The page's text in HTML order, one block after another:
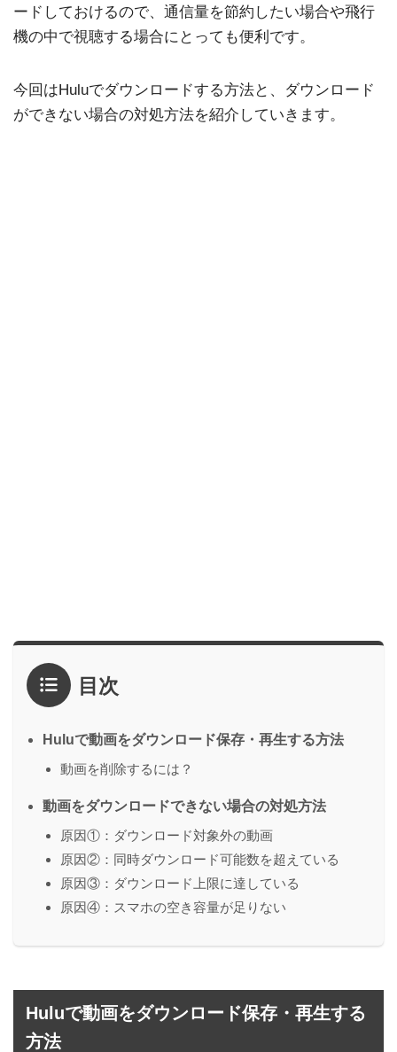
ードしておけるので、通信量を節約したい場合や飛行
機の中で視聴する場合にとっても便利です。
今回はHuluでダウンロードする方法と、ダウンロード
ができない場合の対処方法を紹介していきます。
目次
Huluで動画をダウンロード保存・再生する方法
動画を削除するには？
動画をダウンロードできない場合の対処方法
原因①：ダウンロード対象外の動画
原因②：同時ダウンロード可能数を超えている
原因③：ダウンロード上限に達している
原因④：スマホの空き容量が足りない
Huluで動画をダウンロード保存・再生する
方法